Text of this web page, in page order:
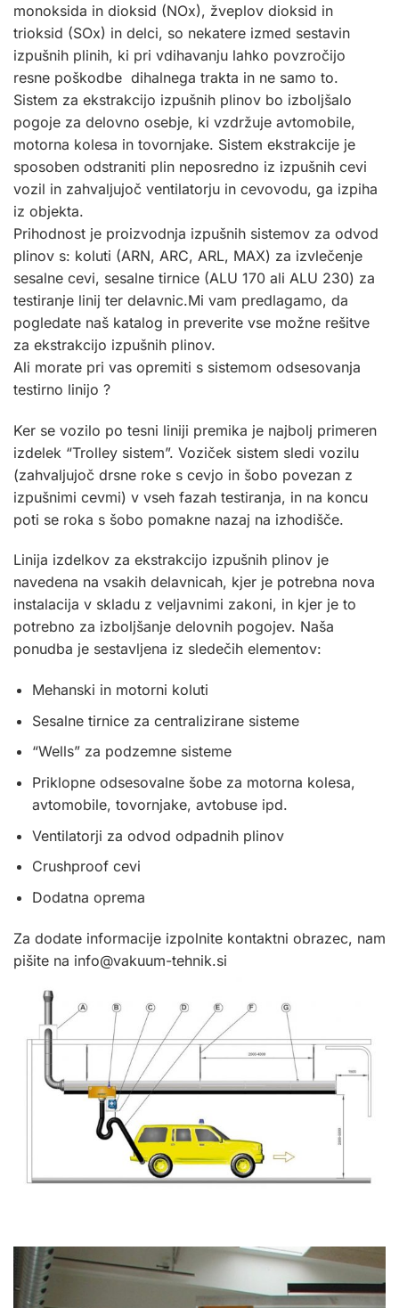
monoksida in dioksid (NOx), žveplov dioksid in
trioksid (SOx) in delci, so nekatere izmed sestavin
izpušnih plinih, ki pri vdihavanju lahko povzročijo
resne poškodbe dihalnega trakta in ne samo to.
Sistem za ekstrakcijo izpušnih plinov bo izboljšalo
pogoje za delovno osebje, ki vzdržuje avtomobile,
motorna kolesa in tovornjake. Sistem ekstrakcije je
sposoben odstraniti plin neposredno iz izpušnih cevi
vozil in zahvaljujoč ventilatorju in cevovodu, ga izpiha
iz objekta.
Prihodnost je proizvodnja izpušnih sistemov za odvod
plinov s: koluti (ARN, ARC, ARL, MAX) za izvlečenje
sesalne cevi, sesalne tirnice (ALU 170 ali ALU 230) za
testiranje linij ter delavnic.Mi vam predlagamo, da
pogledate naš katalog in preverite vse možne rešitve
za ekstrakcijo izpušnih plinov.
Ali morate pri vas opremiti s sistemom odsesovanja
testirno linijo ?
Ker se vozilo po tesni liniji premika je najbolj primeren
izdelek “Trolley sistem”. Voziček sistem sledi vozilu
(zahvaljujoč drsne roke s cevjo in šobo povezan z
izpušnimi cevmi) v vseh fazah testiranja, in na koncu
poti se roka s šobo pomakne nazaj na izhodišče.
Linija izdelkov za ekstrakcijo izpušnih plinov je
navedena na vsakih delavnicah, kjer je potrebna nova
instalacija v skladu z veljavnimi zakoni, in kjer je to
potrebno za izboljšanje delovnih pogojev. Naša
ponudba je sestavljena iz sledečih elementov:
Mehanski in motorni koluti
Sesalne tirnice za centralizirane sisteme
“Wells” za podzemne sisteme
Priklopne odsesovalne šobe za motorna kolesa,
avtomobile, tovornjake, avtobuse ipd.
Ventilatorji za odvod odpadnih plinov
Crushproof cevi
Dodatna oprema
Za dodate informacije izpolnite kontaktni obrazec, nam
pišite na info@vakuum-tehnik.si